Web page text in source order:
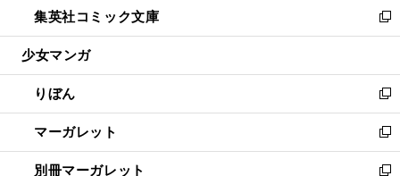
く
で
開
ド
ウ
開
く
ィ
ン
ウ
で
開
く
い
ウ
ン
ド
ウ
で
開
く
集英社コミック文庫
新
し
ウ
ィ
ン
ド
ウ
で
少女マンガ
りぼん
新
し
い
ウ
ィ
マーガレット
新
し
別冊マーガレット